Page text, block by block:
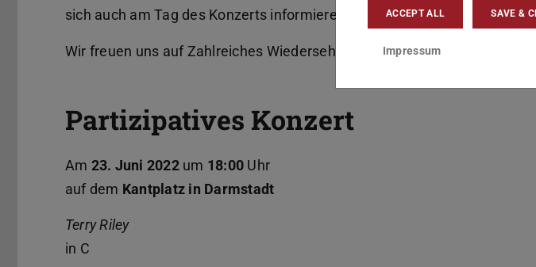
sich auch am Tag des Konzerts informieren.
Wir freuen uns auf Zahlreiches Wiedersehen
Partizipatives Konzert
Am 23. Juni 2022 um 18:00 Uhr
auf dem Kantplatz in Darmstadt
Terry Riley
in C
ACCEPT ALL SAVE &
Impressum